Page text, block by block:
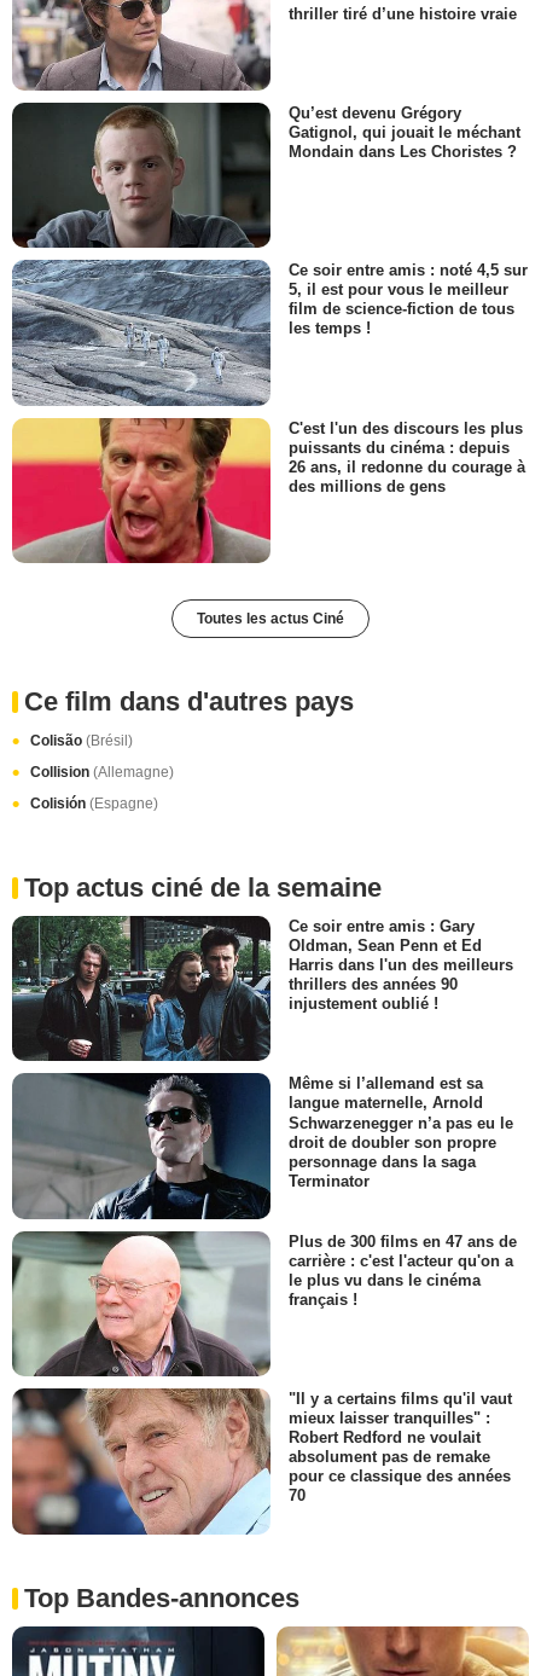
thriller tiré d’une histoire vraie
Qu’est devenu Grégory
Gatignol, qui jouait le méchant
Mondain dans Les Choristes ?
Ce soir entre amis : noté 4,5 sur
5, il est pour vous le meilleur
film de science-fiction de tous
les temps !
C'est l'un des discours les plus
puissants du cinéma : depuis
26 ans, il redonne du courage à
des millions de gens
Toutes les actus Ciné
Ce film dans d'autres pays
Colisão (Brésil)
Collision (Allemagne)
Colisión (Espagne)
Top actus ciné de la semaine
Ce soir entre amis : Gary
Oldman, Sean Penn et Ed
Harris dans l'un des meilleurs
thrillers des années 90
injustement oublié !
Même si l’allemand est sa
langue maternelle, Arnold
Schwarzenegger n’a pas eu le
droit de doubler son propre
personnage dans la saga
Terminator
Plus de 300 films en 47 ans de
carrière : c'est l'acteur qu'on a
le plus vu dans le cinéma
français !
"Il y a certains films qu'il vaut
mieux laisser tranquilles" :
Robert Redford ne voulait
absolument pas de remake
pour ce classique des années
70
Top Bandes-annonces